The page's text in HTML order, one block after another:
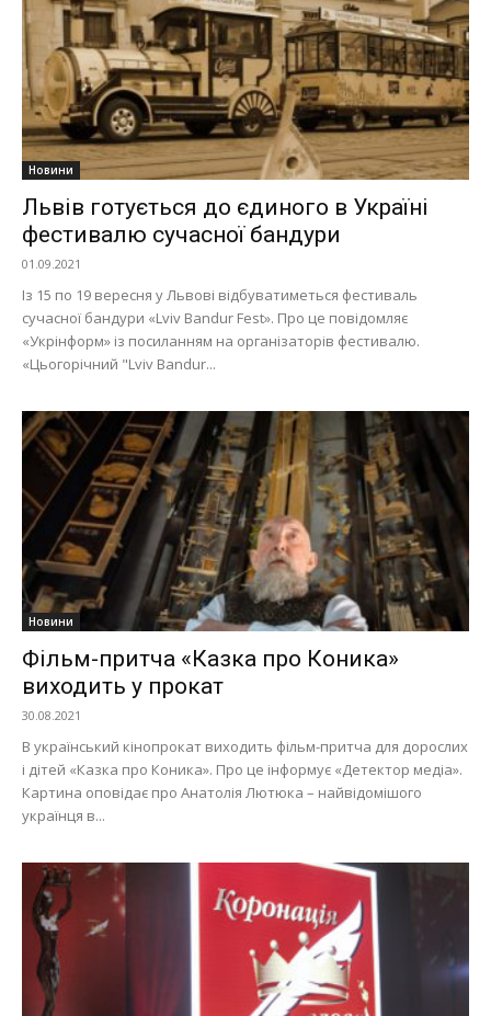
Новини
Львів готується до єдиного в Україні
фестивалю сучасної бандури
01.09.2021
Із 15 по 19 вересня у Львові відбуватиметься фестиваль
сучасної бандури «Lviv Bandur Fest». Про це повідомляє
«Укрінформ» із посиланням на організаторів фестивалю.
«Цьогорічний "Lviv Bandur...
Новини
Фільм-притча «Казка про Коника»
виходить у прокат
30.08.2021
В український кінопрокат виходить фільм-притча для дорослих
і дітей «Казка про Коника». Про це інформує «Детектор медіа».
Картина оповідає про Анатолія Лютюка – найвідомішого
українця в...